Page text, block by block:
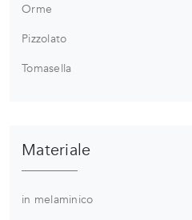
Orme
Pizzolato
Tomasella
Materiale
in melaminico